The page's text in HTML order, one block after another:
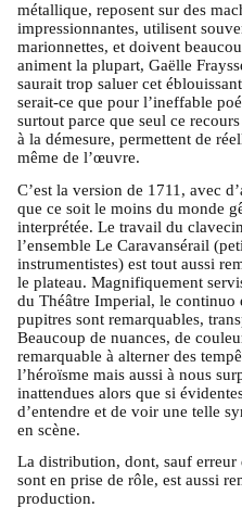
métallique, reposent sur des
impressionnantes, utilisent
marionnettes, et doivent
animent la plupart, Gaëlle
saurait trop saluer cet
serait-ce que pour l’ineffable
surtout parce que seul ce
à la démesure, permettent de
même de l’œuvre.
C’est la version de 1711, avec
que ce soit le moins du monde
interprétée. Le travail du
l’ensemble Le Caravansérail
instrumentistes) est tout aussi
le plateau. Magnifiquement
du Théâtre Imperial, le continuo
pupitres sont remarquables,
Beaucoup de nuances, de
remarquable à alterner des
l’héroïsme mais aussi à nous
inattendues alors que si
d’entendre et de voir une telle
en scène.
La distribution, dont, sauf erreur
sont en prise de rôle, est aussi
production.